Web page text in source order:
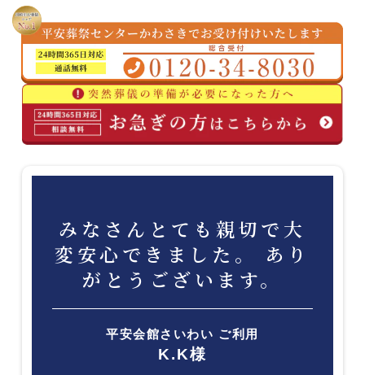
みなさんとても親切で大
変安心できました。 あり
がとうございます。
平安会館さいわい ご利用
K.K様